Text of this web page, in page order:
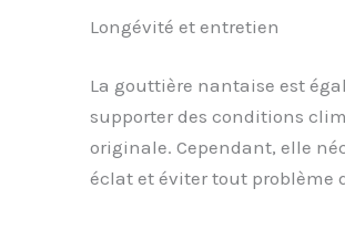
Longévité et entretien
La gouttière nantaise est
supporter des conditions
originale. Cependant, elle
éclat et éviter tout problème